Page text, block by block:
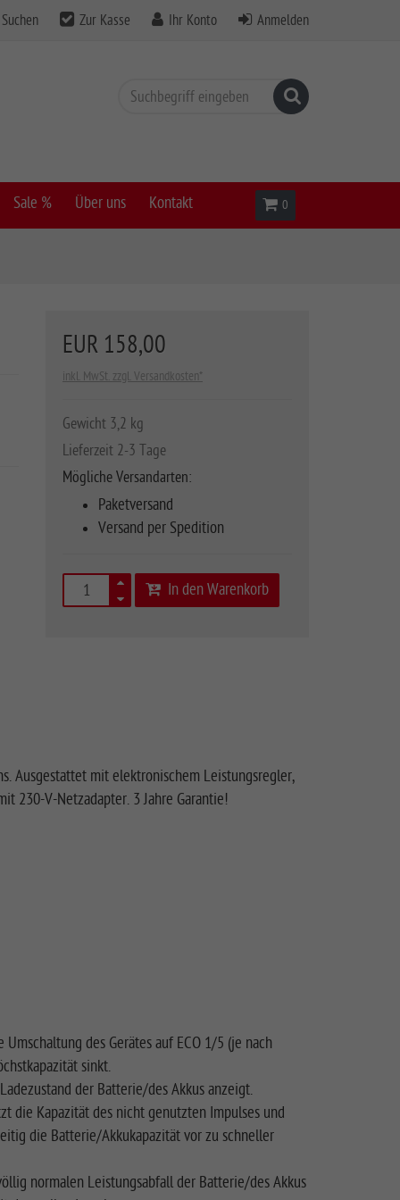
Suchen Zur Kasse Ihr Konto Anmelden
Suchen
Sale % Über uns Kontakt Warenkorb
0
EUR 158,00
inkl. MwSt. zzgl. Versandkosten*
Gewicht 3,2 kg
Lieferzeit 2-3 Tage
Mögliche Versandarten:
Paketversand
Versand per Spedition
In den Warenkorb
Ausgestattet mit elektronischem Leistungsregler,
230-V-Netzadapter. 3 Jahre Garantie!
des Gerätes auf ECO 1/5 (je nach
sinkt.
der Batterie/des Akkus anzeigt.
die Kapazität des nicht genutzten Impulses und
die Batterie/Akkukapazität vor zu schneller
normalen Leistungsabfall der Batterie/des Akkus